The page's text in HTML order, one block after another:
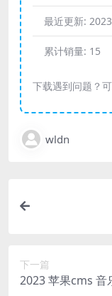
最近更新:
累计销量: 15
下载遇到问题？
wldn
下一篇
2023 苹果cms 音